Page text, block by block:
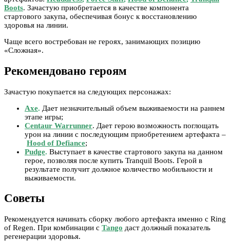
Boots. Зачастую приобретается в качестве компонента
стартового закупа, обеспечивая бонус к восстановлению
здоровья на линии.
Чаще всего востребован не героях, занимающих позицию
«Сложная».
Рекомендовано героям
Зачастую покупается на следующих персонажах:
Axe. Дает незначительный объем выживаемости на раннем
этапе игры;
Centaur Warrunner. Дает герою возможность поглощать
урон на линии с последующим приобретением артефакта –
Hood of Defiance;
Pudge. Выступает в качестве стартового закупа на данном
герое, позволяя после купить Tranquil Boots. Герой в
результате получит должное количество мобильности и
выживаемости.
Советы
Рекомендуется начинать сборку любого артефакта именно с Ring
of Regen. При комбинации с Tango даст должный показатель
регенерации здоровья.